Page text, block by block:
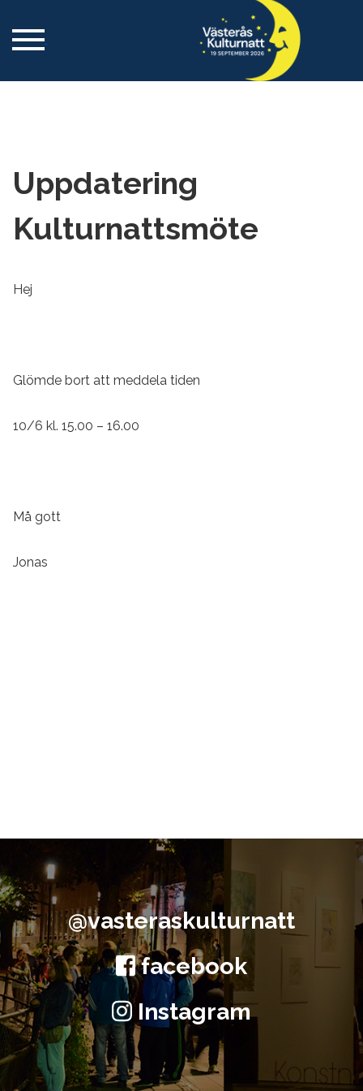
Uppdatering
Kulturnattsmöte
Hej
Glömde bort att meddela tiden
10/6 kl. 15.00 – 16.00
Må gott
Jonas
@vasteraskulturnatt
facebook
Instagram